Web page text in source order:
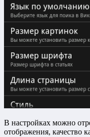
В настройках можно
отображения, качество